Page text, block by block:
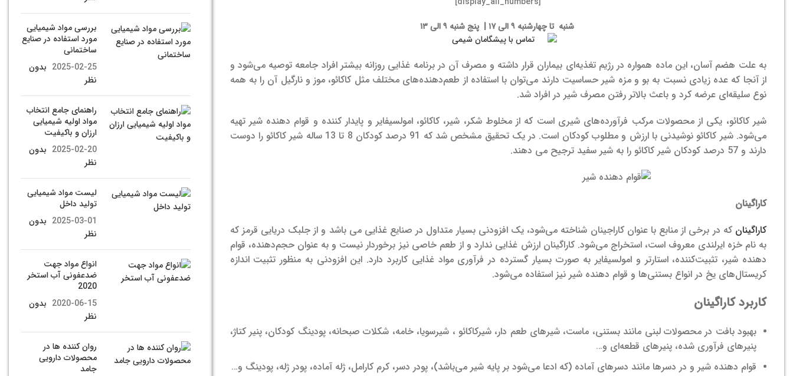
شنبه تا چهارشنبه ۹ الی ۱۷ | پنج شنبه ۹ الی ۱۳
به علت هضم آسان، این ماده همواره در رژیم تغذیه‌ای بیماران قرار داشته و مصرف آن در برنامه غذایی روزانه بیشتر افراد جامعه توصیه می‌شود و
از آنجا که عده زیادی نسبت به بو و مزه شیر حساسیت دارند می‌توان با استفاده از طعم‌دهنده‌های مختلف مثل کاکائو، موز و نارگیل آن را به همه
نوع سلیقه‌ای عرضه کرد و باعث بالاتر رفتن مصرف شیر در افراد شد.
شیر کاکائو، یکی از محصولات مرکب فرآورده‌های شیری است که از مخلوط شکر، شیر، کاکائو، امولسیفایر و پایدار کننده و قوام دهنده شیر تهیه
می‌شود.
شیر کاکائو نوشیدنی با ارزش و مطلوب کودکان است. در یک تحقیق مشخص شد که 91 درصد کودکان 8 تا 13 ساله شیر کاکائو را دوست
دارند و 57 درصد کودکان شیر کاکائو را به شیر سفید ترجیح می دهند.
کاراگینان
کاراگینان که در برخی از منابع با عنوان کاراجینان شناخته می‌شود، یک افزودنی بسیار متداول در صنایع غذایی می ‌باشد و از جلبک دریایی قرمز که
به نام خزه ایرلندی معروف است، استخراج می‌شود.کاراگینان ارزش غذایی ندارد و از طعم خاصی نیز برخوردار نیست و به عنوان حجم‌دهنده، قوام
دهنده شیر، تثبیت‌کننده، استارتر و امولسیفایر به صورت بسیار گسترده در فرآوری مواد غذایی کاربرد دارد. این افزودنی به منظور تثبیت اندازه
کریستال‌های یخ در انواع بستنی‌ها و قوام دهنده شیر نیز استفاده می‌شود.
کاربرد کاراگینان
بهبود بافت در محصولات لبنی مانند بستنی، ماست، شیرهای طعم‌ دار، شیرکاکائو ، شیرسویا، خامه، شکلات صبحانه، پودینگ کودکان، پنیر کتاژ،
پنیرهای فرآوری شده، پنیرهای قطعه‌ای و…
قوام ‌دهنده شیر و در دسرها مانند دسرهای آماده (که ادعا می‌شود بر پایه شیر می‌باشد)، پودر دسر، کرم کارامل، ژله آماده، پودر ژله، پودینگ و…
بررسی مواد شیمیایی
مورد استفاده در صنایع
ساختمانی
2025-02-25 بدون
نظر
راهنمای جامع انتخاب
مواد اولیه شیمیایی
ارزان و باکیفیت
2025-02-20 بدون
نظر
لیست مواد شیمیایی
تولید داخل
2025-03-01 بدون
نظر
انواع مواد جهت
ضدعفونی آب استخر
2020
2020-06-15 بدون
نظر
روان کننده ها در
محصولات دارویی
جامد